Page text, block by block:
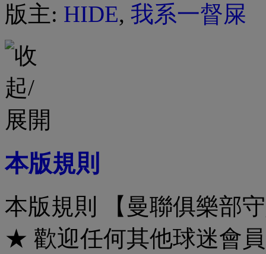
版主: HIDE, 我系一督屎
本版規則
本版規則 【曼聯俱樂部
★ 歡迎任何其他球迷會